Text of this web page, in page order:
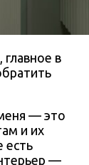
главное в
— это
и их
есть
—